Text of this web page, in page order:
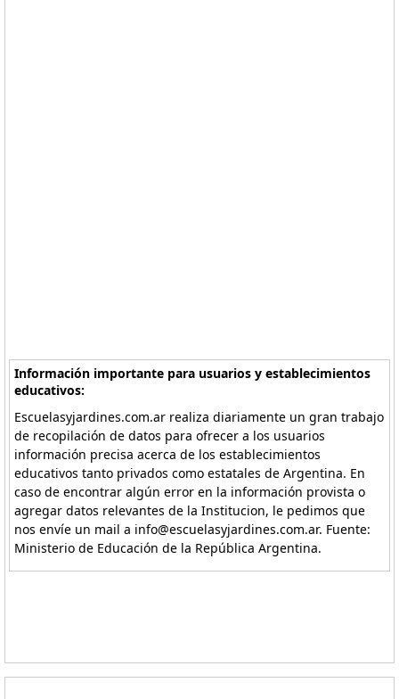
Información importante para usuarios y establecimientos
educativos:
Escuelasyjardines.com.ar realiza diariamente un gran trabajo
de recopilación de datos para ofrecer a los usuarios
información precisa acerca de los establecimientos
educativos tanto privados como estatales de Argentina. En
caso de encontrar algún error en la información provista o
agregar datos relevantes de la Institucion, le pedimos que
nos envíe un mail a info@escuelasyjardines.com.ar. Fuente:
Ministerio de Educación de la República Argentina.